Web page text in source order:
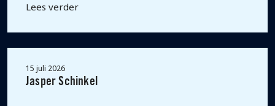
Lees verder
15 juli 2026
Jasper Schinkel